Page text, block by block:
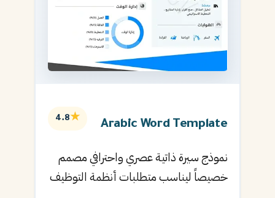
Arabic Word Template
★
4.8
نموذج سيرة ذاتية عصري واحترافي مصمم
خصيصاً ليناسب متطلبات أنظمة التوظيف